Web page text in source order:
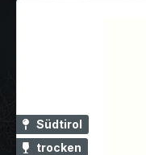
Südtirol
trocken